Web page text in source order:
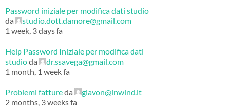
Password iniziale per modifica dati studio
da
studio.dott.damore@gmail.com
1 week, 3 days fa
Help Password Iniziale per modifica dati
studioda
dr.ssavega@gmail.com
1 month, 1 week fa
Problemi fattureda
giavon@inwind.it
2 months, 3 weeks fa